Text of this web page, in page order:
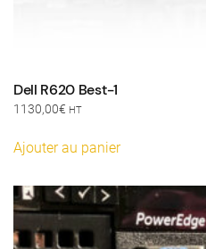
Dell R620 Best-1
1130,00€ HT
Ajouter au panier